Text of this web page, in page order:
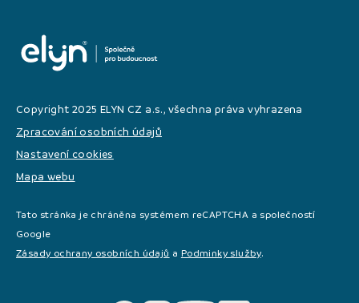
Copyright 2025 ELYN CZ a.s., všechna práva vyhrazena
Zpracování osobních údajů
Nastavení cookies
Mapa webu
Tato stránka je chráněna systémem reCAPTCHA a společností
Google
Zásady ochrany osobních údajů a Podminky služby.